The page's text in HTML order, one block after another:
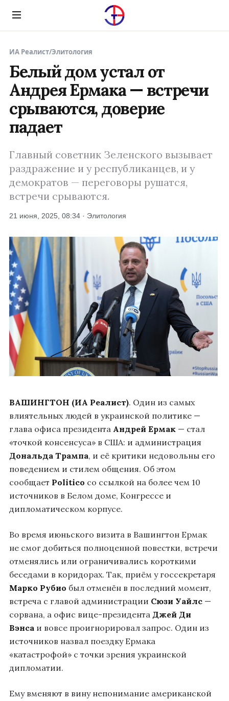
Menu
ИА Реалист/Элитология
Белый дом устал от
Андрея Ермака — встречи
срываются, доверие
падает
Главный советник Зеленского вызывает
раздражение и у республиканцев, и у
демократов — переговоры рушатся,
встречи срываются.
21 июня, 2025, 08:34 · Элитология
ВАШИНГТОН (ИА Реалист). Один из самых
влиятельных людей в украинской политике —
глава офиса президента Андрей Ермак — стал
«точкой консенсуса» в США: и администрация
Дональда Трампа, и её критики недовольны его
поведением и стилем общения. Об этом
сообщает Politico со ссылкой на более чем 10
источников в Белом доме, Конгрессе и
дипломатическом корпусе.
Во время июньского визита в Вашингтон Ермак
не смог добиться полноценной повестки, встречи
отменялись или ограничивались короткими
беседами в коридорах. Так, приём у госсекретаря
Марко Рубио был отменён в последний момент,
встреча с главой администрации Сюзи Уайлс —
сорвана, а офис вице-президента Джей Ди
Вэнса и вовсе проигнорировал запрос. Один из
источников назвал поездку Ермака
«катастрофой» с точки зрения украинской
дипломатии.
Ему вменяют в вину непонимание американской